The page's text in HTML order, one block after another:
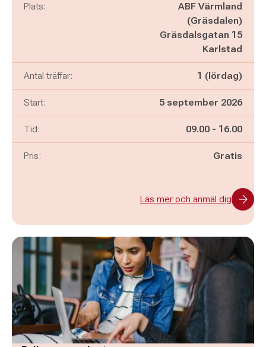
Plats:
ABF Värmland
(Gräsdalen)
Gräsdalsgatan 15
Karlstad
Antal träffar: 1 (lördag)
Start: 5 september 2026
Tid: Pågår mellan
09.00 - och
16.00
Pris: Gratis
Läs mer och anmäl dig